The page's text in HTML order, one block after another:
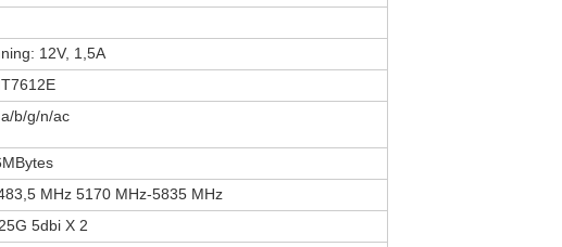
12V, 1,5A
b/g/n/ac
MHz 5170 MHz-5835 MHz
5G 5dbi X 2